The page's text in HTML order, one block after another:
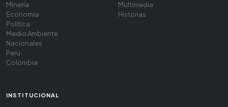
Minería
Economía
Política
Medio Ambiente
Nacionales
Perú
Colombia
Multimedia
Historias
INSTITUCIONAL